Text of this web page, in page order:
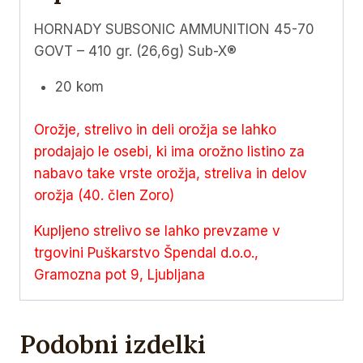
Sub-
X®
količina
HORNADY SUBSONIC AMMUNITION 45-70
GOVT – 410 gr. (26,6g) Sub-X®
20 kom
Orožje, strelivo in deli orožja se lahko
prodajajo le osebi, ki ima orožno listino za
nabavo take vrste orožja, streliva in delov
orožja (40. člen Zoro)
Kupljeno strelivo se lahko prevzame v
trgovini Puškarstvo Špendal d.o.o.,
Gramozna pot 9, Ljubljana
Podobni izdelki